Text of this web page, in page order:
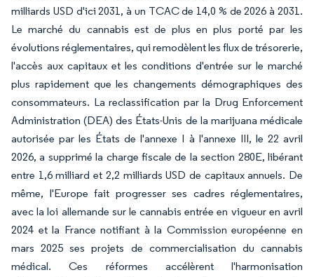
milliards USD d'ici 2031, à un TCAC de 14,0 % de 2026 à 2031.
Le marché du cannabis est de plus en plus porté par les
évolutions réglementaires, qui remodèlent les flux de trésorerie,
l'accès aux capitaux et les conditions d'entrée sur le marché
plus rapidement que les changements démographiques des
consommateurs. La reclassification par la Drug Enforcement
Administration (DEA) des États-Unis de la marijuana médicale
autorisée par les États de l'annexe I à l'annexe III, le 22 avril
2026, a supprimé la charge fiscale de la section 280E, libérant
entre 1,6 milliard et 2,2 milliards USD de capitaux annuels. De
même, l'Europe fait progresser ses cadres réglementaires,
avec la loi allemande sur le cannabis entrée en vigueur en avril
2024 et la France notifiant à la Commission européenne en
mars 2025 ses projets de commercialisation du cannabis
médical. Ces réformes accélèrent l'harmonisation